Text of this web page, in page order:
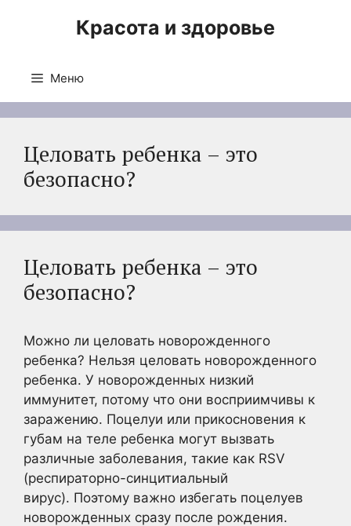
Красота и здоровье
Меню
Целовать ребенка – это
безопасно?
Целовать ребенка – это
безопасно?
Можно ли целовать новорожденного
ребенка? Нельзя целовать новорожденного
ребенка. У новорожденных низкий
иммунитет, потому что они восприимчивы к
заражению. Поцелуи или прикосновения к
губам на теле ребенка могут вызвать
различные заболевания, такие как RSV
(респираторно-синцитиальный
вирус). Поэтому важно избегать поцелуев
новорожденных сразу после рождения.